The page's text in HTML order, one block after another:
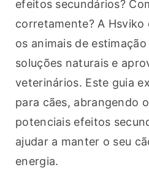
efeitos secundários?
corretamente? A Hsviko
os animais de
soluções naturais e
veterinários. Este guia
para cães, abrangendo
potenciais efeitos
ajudar a manter o seu
energia.